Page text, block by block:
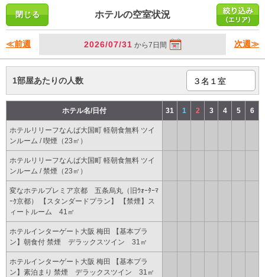
ホテルの空室状況
≪前週 2026/07/31 から7日間 次週≫
1部屋あたりの人数
ホテル名/日付 31 1 2 3 4 5 6
ホテルリリーフなんば大国町 軽朝食無料 ツイ
ンルーム / 喫煙（23㎡）
ホテルリリーフなんば大国町 軽朝食無料 ツイ
ンルーム / 禁煙（23㎡）
変なホテルプレミア京都 五条烏丸（旧ｳｫｰﾀｰﾏ
ｰｸ京都） 【スタンダードプラン】 【禁煙】ス
ィートルーム 41㎡
ホテルインターゲート大阪 梅田 【基本プラ
ン】朝食付 禁煙 デラックスツイン 31㎡
ホテルインターゲート大阪 梅田 【基本プラ
ン】素泊まり 禁煙 デラックスツイン 31㎡